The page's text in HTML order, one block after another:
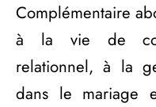
Complémentaire
à la vie de
relationnel, à la
dans le mariage